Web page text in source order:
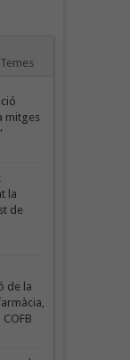
Temes
mitges
la
de
de la